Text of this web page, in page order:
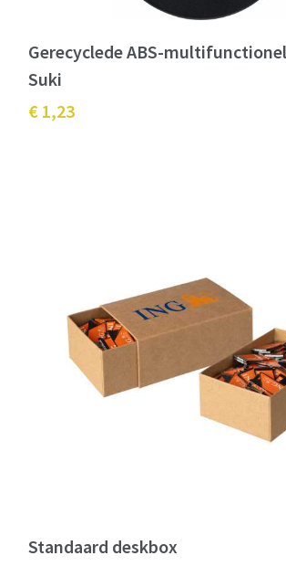
Gerecyclede ABS-
Suki
€ 1,23
Standaard deskbox